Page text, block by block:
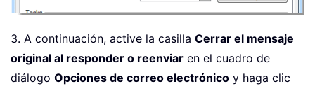
3. A continuación, active la casilla Cerrar el mensaje
original al responder o reenviar en el cuadro de
diálogo Opciones de correo electrónico y haga clic